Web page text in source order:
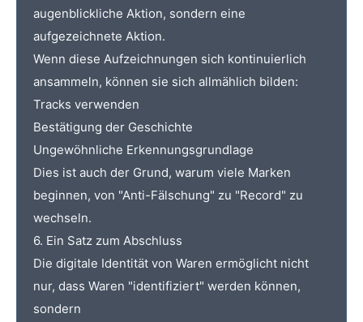
augenblickliche Aktion, sondern eine
aufgezeichnete Aktion.
Wenn diese Aufzeichnungen sich kontinuierlich
ansammeln, können sie sich allmählich bilden:
Tracks verwenden
Bestätigung der Geschichte
Ungewöhnliche Erkennungsgrundlage
Dies ist auch der Grund, warum viele Marken
beginnen, von "Anti-Fälschung" zu "Record" zu
wechseln.
6. Ein Satz zum Abschluss
Die digitale Identität von Waren ermöglicht nicht
nur, dass Waren "identifiziert" werden können,
sondern